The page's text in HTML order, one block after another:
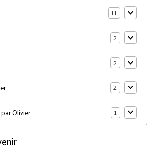
11
2
2
2
Olivier 1